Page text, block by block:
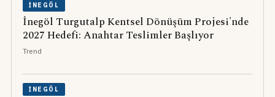
İNEGÖL
İnegöl Turgutalp Kentsel Dönüşüm Projesi'nde
2027 Hedefi: Anahtar Teslimler Başlıyor
Trend
İNEGÖL